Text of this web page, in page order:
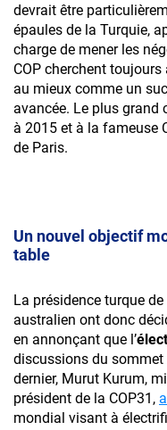
devrait être
épaules de la Turquie,
charge de mener les
COP cherchent
au mieux comme un
avancée. Le plus grand
à 2015 et à la fameuse
de Paris.
Un nouvel objectif
table
La présidence turque de
australien ont donc
en annonçant que l’
discussions du
dernier, Murut Kurum,
président de la COP31,
mondial visant à
Courant
Courant
S’abonner à la
Mag : La
le formulaire ci-